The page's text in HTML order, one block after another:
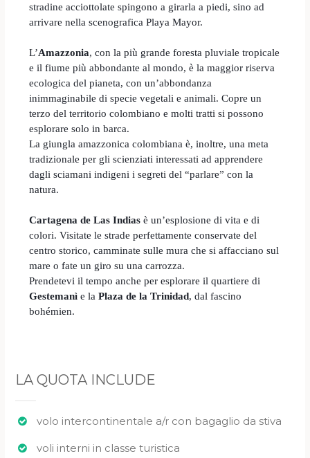
stradine acciottolate spingono a girarla a piedi, sino ad
arrivare nella scenografica Playa Mayor.
L’Amazzonia, con la più grande foresta pluviale tropicale
e il fiume più abbondante al mondo, è la maggior riserva
ecologica del pianeta, con un’abbondanza
inimmaginabile di specie vegetali e animali. Copre un
terzo del territorio colombiano e molti tratti si possono
esplorare solo in barca.
La giungla amazzonica colombiana è, inoltre, una meta
tradizionale per gli scienziati interessati ad apprendere
dagli sciamani indigeni i segreti del “parlare” con la
natura.
Cartagena de Las Indias èun’esplosione di vita e di
colori. Visitate le strade perfettamente conservate del
centro storico, camminate sulle mura che si affacciano sul
mare o fate un giro su una carrozza.
Prendetevi il tempo anche per esplorare il quartiere di
Gestemanìe la Plaza de la Trinidad, dal fascino
bohémien.
LA QUOTA INCLUDE
volo intercontinentale a/r con bagaglio da stiva
voli interni in classe turistica